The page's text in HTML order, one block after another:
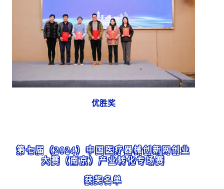
优胜奖
第七届（2024）中国医疗器械创新网创业
大赛（南京）产业转化专场赛
获奖名单